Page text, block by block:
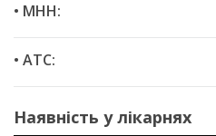
• МНН:
• ATC:
Наявність у лікарнях